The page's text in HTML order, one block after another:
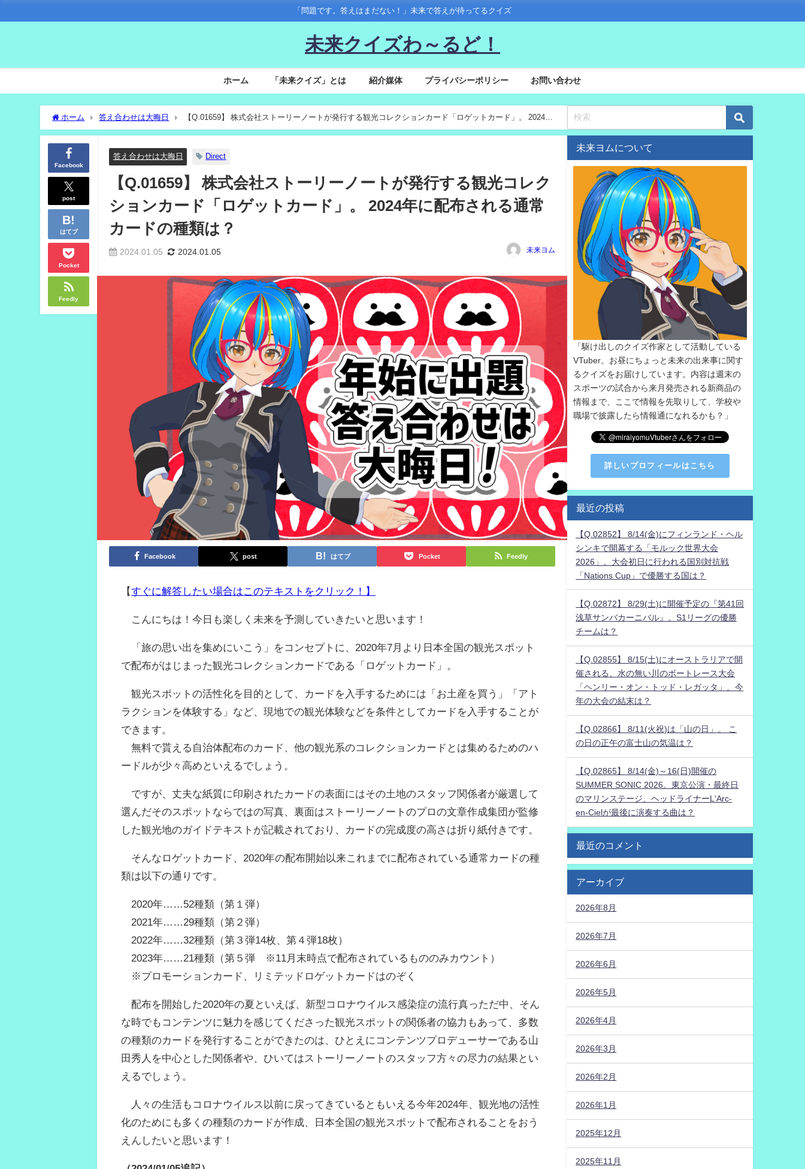
「問題です。答えはまだない！」未来で答えが待ってるクイズ
未来クイズわ～るど！
ホーム 「未来クイズ」とは 紹介媒体 プライバシーポリシー お問い合わせ
ホーム 答え合わせは大晦日
【Q.01659】 株式会社ストーリーノートが発行する観光コレクションカード「ロゲットカード」。 2024年
に配布される通常カードの種類は？
Facebook
post
はてブ
Pocket
Feedly
答え合わせは大晦日 Direct
【Q.01659】 株式会社ストーリーノートが発行する観光コレク
ションカード「ロゲットカード」。 2024年に配布される通常
カードの種類は？
2024.01.05 2024.01.05 未来ヨム
Facebook post はてブ Pocket Feedly
【すぐに解答したい場合はこのテキストをクリック！】
こんにちは！今日も楽しく未来を予測していきたいと思います！
「旅の思い出を集めにいこう」をコンセプトに、2020年7月より日本全国の観光スポット
で配布がはじまった観光コレクションカードである「ロゲットカード」。
観光スポットの活性化を目的として、カードを入手するためには「お土産を買う」「アト
ラクションを体験する」など、現地での観光体験などを条件としてカードを入手することが
できます。
無料で貰える自治体配布のカード、他の観光系のコレクションカードとは集めるためのハ
ードルが少々高めといえるでしょう。
ですが、丈夫な紙質に印刷されたカードの表面にはその土地のスタッフ関係者が厳選して
選んだそのスポットならではの写真、裏面はストーリーノートのプロの文章作成集団が監修
した観光地のガイドテキストが記載されており、カードの完成度の高さは折り紙付きです。
そんなロゲットカード、2020年の配布開始以来これまでに配布されている通常カードの種
類は以下の通りです。
2020年……52種類（第１弾）
2021年……29種類（第２弾）
2022年……32種類（第３弾14枚、第４弾18枚）
2023年……21種類（第５弾 ※11月末時点で配布されているもののみカウント）
※プロモーションカード、リミテッドロゲットカードはのぞく
配布を開始した2020年の夏といえば、新型コロナウイルス感染症の流行真っただ中、そん
な時でもコンテンツに魅力を感じてくださった観光スポットの関係者の協力もあって、多数
の種類のカードを発行することができたのは、ひとえにコンテンツプロデューサーである山
田秀人を中心とした関係者や、ひいてはストーリーノートのスタッフ方々の尽力の結果とい
えるでしょう。
人々の生活もコロナウイルス以前に戻ってきているともいえる今年2024年、観光地の活性
化のためにも多くの種類のカードが作成、日本全国の観光スポットで配布されることをおう
えんしたいと思います！
未来ヨムについて
「駆け出しのクイズ作家として活動している
VTuber。お昼にちょっと未来の出来事に関す
るクイズをお届けしています。内容は週末の
スポーツの試合から来月発売される新商品の
情報まで、ここで情報を先取りして、学校や
職場で披露したら情報通になれるかも？」
詳しいプロフィールはこちら
最近の投稿
【Q.02852】 8/14(金)にフィンランド・ヘル
シンキで開幕する「モルック世界大会
2026」。大会初日に行われる国別対抗戦
「Nations Cup」で優勝する国は？
【Q.02872】 8/29(土)に開催予定の『第41回
浅草サンバカーニバル』。S1リーグの優勝
チームは？
【Q.02855】 8/15(土)にオーストラリアで開
催される、水の無い川のボートレース大会
「ヘンリー・オン・トッド・レガッタ」。今
年の大会の結末は？
【Q.02866】 8/11(火祝)は「山の日」。 こ
の日の正午の富士山の気温は？
【Q.02865】 8/14(金)～16(日)開催の
SUMMER SONIC 2026。東京公演・最終日
のマリンステージ、ヘッドライナーL'Arc-
en-Cielが最後に演奏する曲は？
最近のコメント
アーカイブ
2026年8月
2026年7月
2026年6月
2026年5月
2026年4月
2026年3月
2026年2月
2026年1月
2025年12月
2025年11月